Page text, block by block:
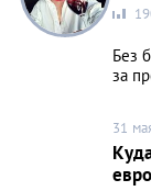
Без
за
31